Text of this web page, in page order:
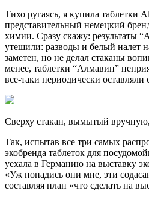
Тихо ругаясь, я купила таблетки
представительный немецкий
химии. Сразу скажу: результаты
утешили: разводы и белый налет
заметен, но не делал стаканы
менее, таблетки “Алмавин”
все-таки периодически оставляли
Сверху стакан, вымытый
Так, испытав все три самых
экобренда таблеток для
уехала в Германию на выставку
«Уж попадись они мне, эти
составляя план «что сделать на